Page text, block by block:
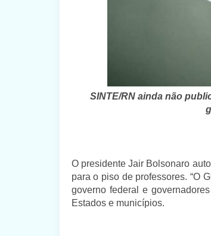
SINTE/RN ainda não
O presidente Jair Bolsonaro
para o piso de professores. “O
governo federal e
Estados e municípios.